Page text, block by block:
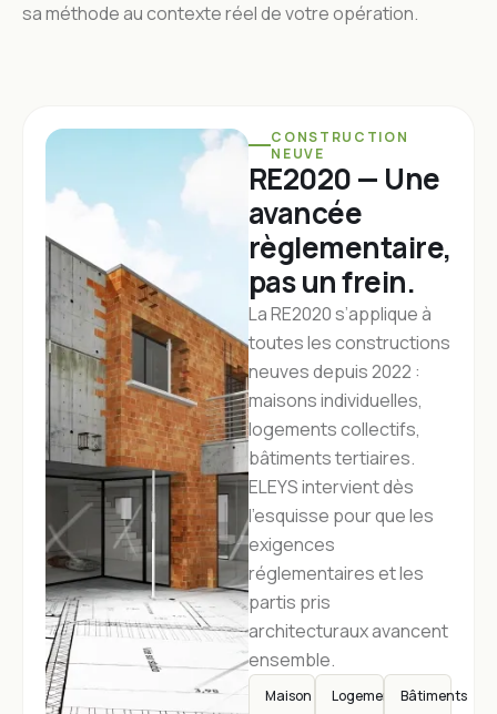
sa méthode au contexte réel de votre opération.
CONSTRUCTION
NEUVE
RE2020 — Une
avancée
règlementaire,
pas un frein.
La RE2020 s’applique à
toutes les constructions
neuves depuis 2022 :
maisons individuelles,
logements collectifs,
bâtiments tertiaires.
ELEYS intervient dès
l’esquisse pour que les
exigences
réglementaires et les
partis pris
architecturaux avancent
ensemble.
Maison
LogementsBâtiments